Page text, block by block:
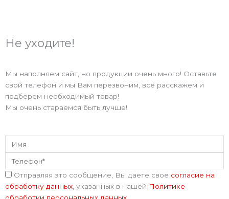
a
m
Не уходите!
Мы наполняем сайт, но продукции очень много! Оставьте
свой телефон и мы Вам перезвоним, всё расскажем и
подберем необходимый товар!
Мы очень стараемся быть лучше!
Имя
Телефон
Соглашение
Отправляя это сообщение, Вы даете свое согласие на
обработку данных, указанных в нашей Политике